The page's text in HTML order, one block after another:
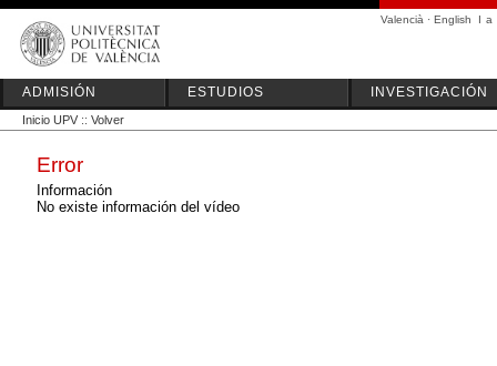
Valencià · English I a
ADMISIÓN ESTUDIOS INVESTIGACIÓN
Inicio UPV :: Volver
Error
Información
No existe información del vídeo